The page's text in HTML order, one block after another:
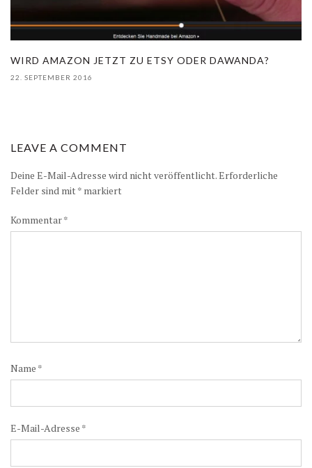
WIRD AMAZON JETZT ZU ETSY ODER DAWANDA?
22. SEPTEMBER 2016
LEAVE A COMMENT
Deine E-Mail-Adresse wird nicht veröffentlicht.Erforderliche
Felder sind mit* markiert
Kommentar*
Name *
E-Mail-Adresse *